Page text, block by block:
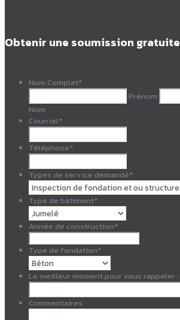
Obtenir une soumission gratuite
Nom Complet*
Prénom
Nom
Courriel*
Téléphone*
Types de service demandé*
Type de bâtiment*
Année de construction*
Type de fondation*
Le meilleur moment pour vous rappeler :
Commentaires